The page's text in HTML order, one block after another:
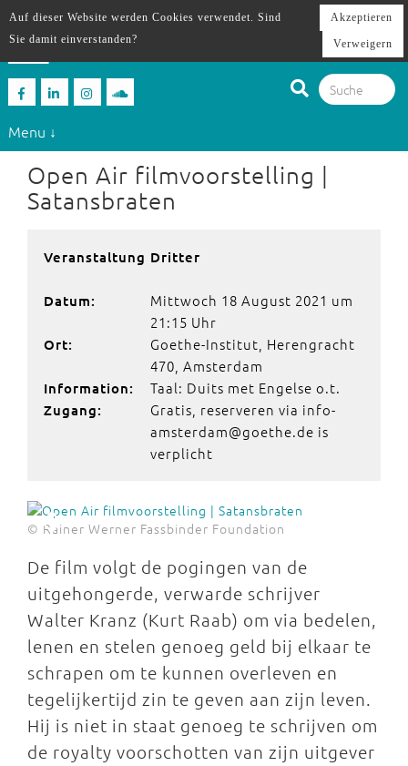
Menu ↓
Open Air filmvoorstelling |
Satansbraten
Veranstaltung Dritter
Datum:
Mittwoch 18 August 2021 um
21:15 Uhr
Ort:
Goethe-Institut, Herengracht
470, Amsterdam
Information: Taal: Duits met Engelse o.t.
Zugang:
Gratis, reserveren via info-
amsterdam@goethe.de is
verplicht
© Rainer Werner Fassbinder Foundation
De film volgt de pogingen van de
uitgehongerde, verwarde schrijver
Walter Kranz (Kurt Raab) om via bedelen,
lenen en stelen genoeg geld bij elkaar te
schrapen om te kunnen overleven en
tegelijkertijd zin te geven aan zijn leven.
Hij is niet in staat genoeg te schrijven om
de royalty voorschotten van zijn uitgever
Auf dieser Website werden Cookies verwendet. Sind
Sie damit einverstanden?
Akzeptieren
Verweigern